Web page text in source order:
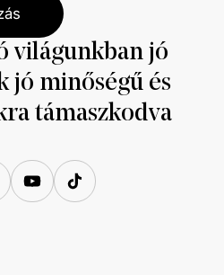
világunkban jó
jó minőségű és
támaszkodva